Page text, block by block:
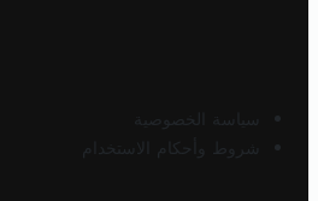
سياسة الخصوصية
شروط وأحكام الاستخدام